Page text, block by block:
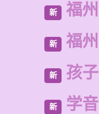
新 福
新 福
新 孩
新 学